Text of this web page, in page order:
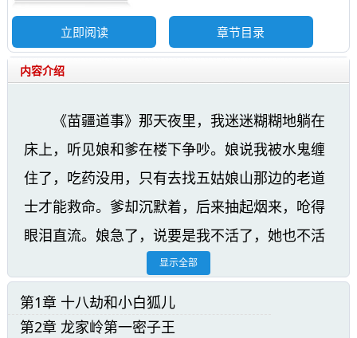
立即阅读 章节目录
内容介绍
《苗疆道事》那天夜里，我迷迷糊糊地躺在
床上，听见娘和爹在楼下争吵。娘说我被水鬼缠
住了，吃药没用，只有去找五姑娘山那边的老道
士才能救命。爹却沉默着，后来抽起烟来，呛得
眼泪直流。娘急了，说要是我不活了，她也不活
了。爹终于开口，说他宁愿我死在家里，也不愿
我跟着那些出家的人，忘了祖宗。娘骂了他一
顿，说总比死了强。他们商量了一整夜，又哭又
显示全部
第1章 十八劫和小白狐儿
第2章 龙家岭第一密子王